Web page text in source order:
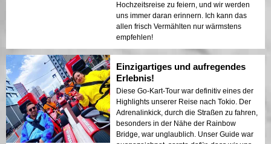
Hochzeitsreise zu feiern, und wir werden
uns immer daran erinnern. Ich kann das
allen frisch Vermählten nur wärmstens
empfehlen!
Einzigartiges und aufregendes
Erlebnis!
Diese Go-Kart-Tour war definitiv eines der
Highlights unserer Reise nach Tokio. Der
Adrenalinkick, durch die Straßen zu fahren,
besonders in der Nähe der Rainbow
Bridge, war unglaublich. Unser Guide war